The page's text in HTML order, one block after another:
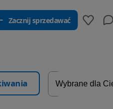
Zacznij sprzedawać